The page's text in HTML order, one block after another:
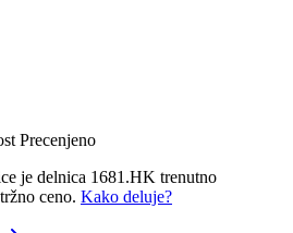
Precenjeno
je delnica 1681.HK trenutno
ceno. Kako deluje?